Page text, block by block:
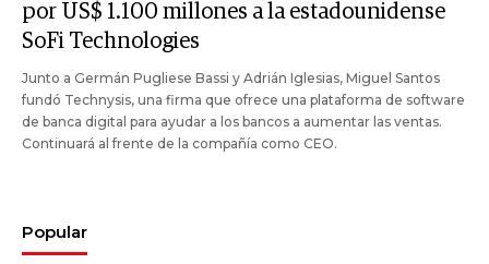
por US$ 1.100 millones a la estadounidense
SoFi Technologies
Junto a Germán Pugliese Bassi y Adrián Iglesias, Miguel Santos
fundó Technysis, una firma que ofrece una plataforma de software
de banca digital para ayudar a los bancos a aumentar las ventas.
Continuará al frente de la compañía como CEO.
Popular